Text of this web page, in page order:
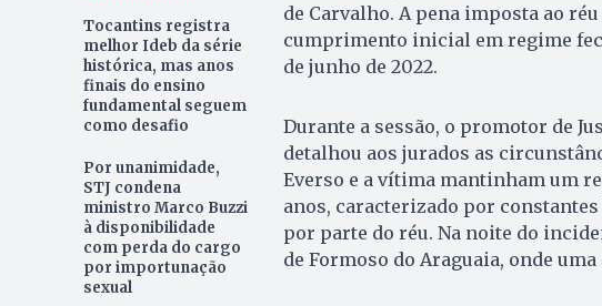
Tocantins registra
melhor Ideb da série
histórica, mas anos
finais do ensino
fundamental seguem
como desafio
Por unanimidade,
STJ condena
ministro Marco Buzzi
à disponibilidade
com perda do cargo
por importunação
sexual
de Carvalho. A pena imposta ao
cumprimento inicial em regime
de junho de 2022.
Durante a sessão, o promotor de
detalhou aos jurados as
Everso e a vítima mantinham um
anos, caracterizado por
por parte do réu. Na noite do
de Formoso do Araguaia, onde